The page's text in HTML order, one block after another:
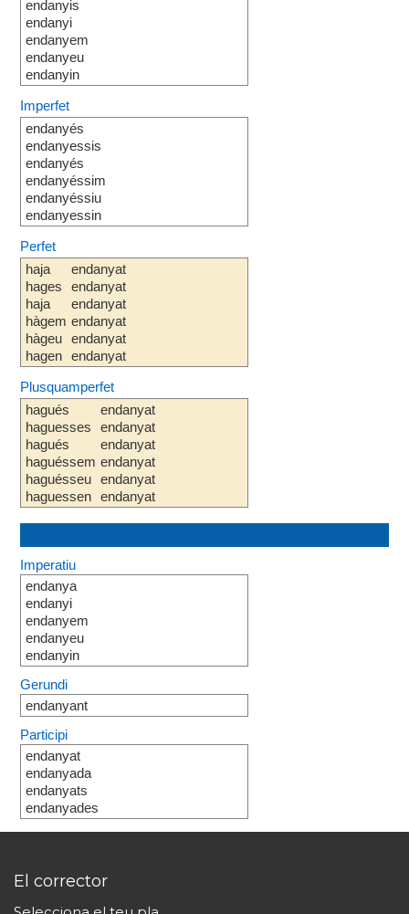
endanyis
endanyi
endanyem
endanyeu
endanyin
Imperfet
endanyés
endanyessis
endanyés
endanyéssim
endanyéssiu
endanyessin
Perfet
haja
hages
haja
hàgem
hàgeu
hagen
endanyat
endanyat
endanyat
endanyat
endanyat
endanyat
Plusquamperfet
hagués
haguesses
hagués
haguéssem
haguésseu
haguessen
endanyat
endanyat
endanyat
endanyat
endanyat
endanyat
Imperatiu
endanya
endanyi
endanyem
endanyeu
endanyin
Gerundi
endanyant
Participi
endanyat
endanyada
endanyats
endanyades
El corrector